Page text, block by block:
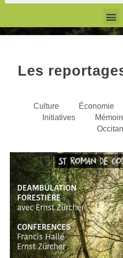
Les
Culture Économie
Initiatives
Occitan